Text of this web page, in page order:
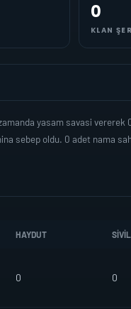
0
KLAN
yasam savasi vererek
sebep oldu. 0 adet nama
HAYDUT SIVIL
0 0